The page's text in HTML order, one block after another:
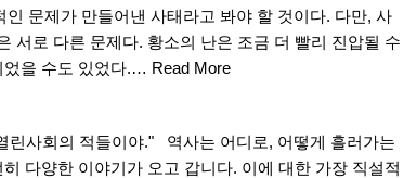
문제가 만들어낸 사태라고 봐야 할 것이다. 다만, 사
서로 다른 문제다. 황소의 난은 조금 더 빨리 진압될 수
었을 수도 있었다.… Read More
린사회의 적들이야." 역사는 어디로, 어떻게 흘러가는
다양한 이야기가 오고 갑니다. 이에 대한 가장 직설적